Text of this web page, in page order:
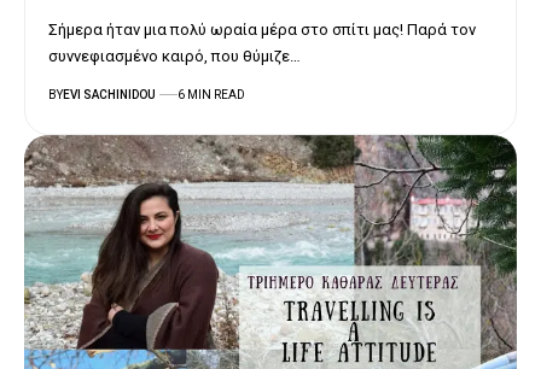
Σήμερα ήταν μια πολύ ωραία μέρα στο σπίτι μας! Παρά τον
συννεφιασμένο καιρό, που θύμιζε…
BYEVI SACHINIDOU 6 MIN READ